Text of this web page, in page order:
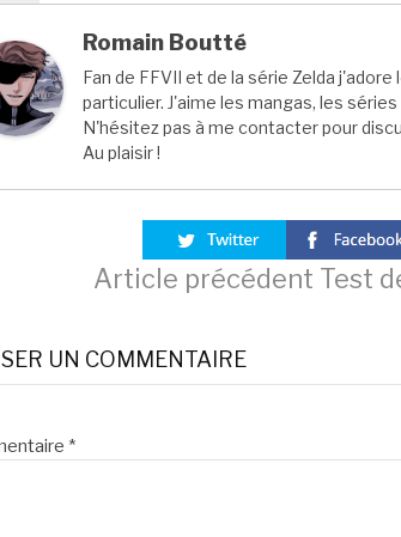
Romain Boutté
Fan de FFVII et de la série Zelda
particulier. J'aime les mangas, les
N'hésitez pas à me contacter pour
Au plaisir !
Article précédent Test
UN COMMENTAIRE
*